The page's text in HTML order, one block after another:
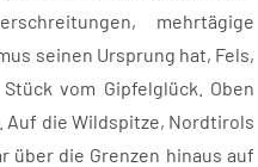
mehrtägige
seinen Ursprung hat, Fels,
vom Gipfelglück. Oben
Auf die Wildspitze, Nordtirols
über die Grenzen hinaus auf